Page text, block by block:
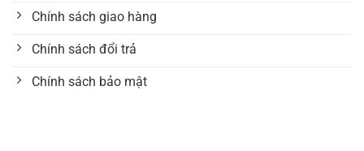
Chính sách giao hàng
Chính sách đổi trả
Chính sách bảo mật